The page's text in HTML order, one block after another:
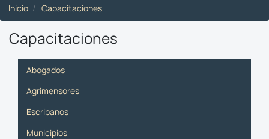
Inicio Capacitaciones
Capacitaciones
Abogados
Agrimensores
Escribanos
Municipios